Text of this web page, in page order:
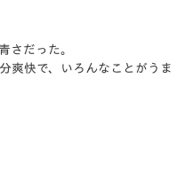
さだった。
爽快で、
いろんなことがうま